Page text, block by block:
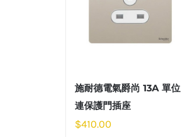
施耐德電氣爵尚 13A 單位
連保護門插座
$410.00